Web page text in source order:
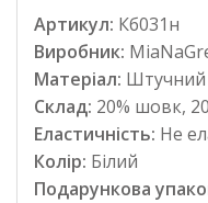
Артикул: Кб031н
Виробник:
Матеріал:
Склад: 20% шовк,
Еластичність: Не
Колір: Білий
Подарункова